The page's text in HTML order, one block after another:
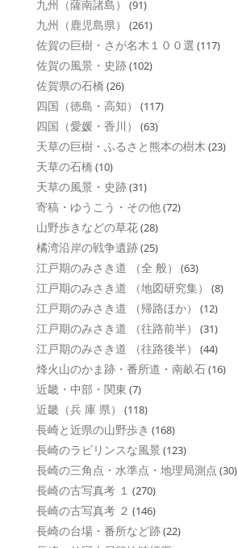
九州（薩南諸島） (91)
九州（鹿児島県） (261)
佐賀の巨樹・さが名木１００選 (117)
佐賀の風景・史跡(102)
佐賀県の石橋 (26)
四国（徳島・高知） (117)
四国（愛媛・香川） (63)
天草の巨樹・ふるさと熊本の樹木 (23)
天草の石橋 (10)
天草の風景・史跡(31)
寄稿・ゆうこう・その他(72)
山野歩きなどの草花(28)
橘湾沿岸の戦争遺跡(25)
江戸期のみさき道 （全 般） (63)
江戸期のみさき道 （地図研究集） (8)
江戸期のみさき道 （帰路ほか） (12)
江戸期のみさき道 （往路前半） (31)
江戸期のみさき道 （往路後半） (44)
烽火山のかま跡・番所道・南畝石(16)
近畿・中部・関東 (7)
近畿（兵 庫 県） (118)
長崎と近県の山野歩き (168)
長崎のラビリンスな風景 (123)
長崎の三角点・水準点・地理局測点 (30)
長崎の古写真考 １ (270)
長崎の古写真考 ２ (146)
長崎の台場・番所など跡(22)